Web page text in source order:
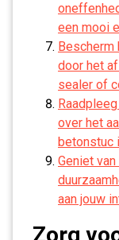
een mooi
Bescherm
door het
sealer of
over het
betonstuc
Geniet
aan jouw